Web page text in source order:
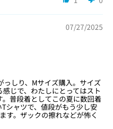
07/27/2025
しり、Mサイズ購入。サイズ
じで、わたしにとってはスト
普段着としてこの夏に数回着
シャツで、値段がもう少し安
す。ザックの擦れなどが怖く